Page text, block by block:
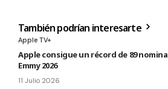
También podrían interesarte
Apple TV+
Apple consigue un récord de 89
Emmy 2026
11 Julio 2026